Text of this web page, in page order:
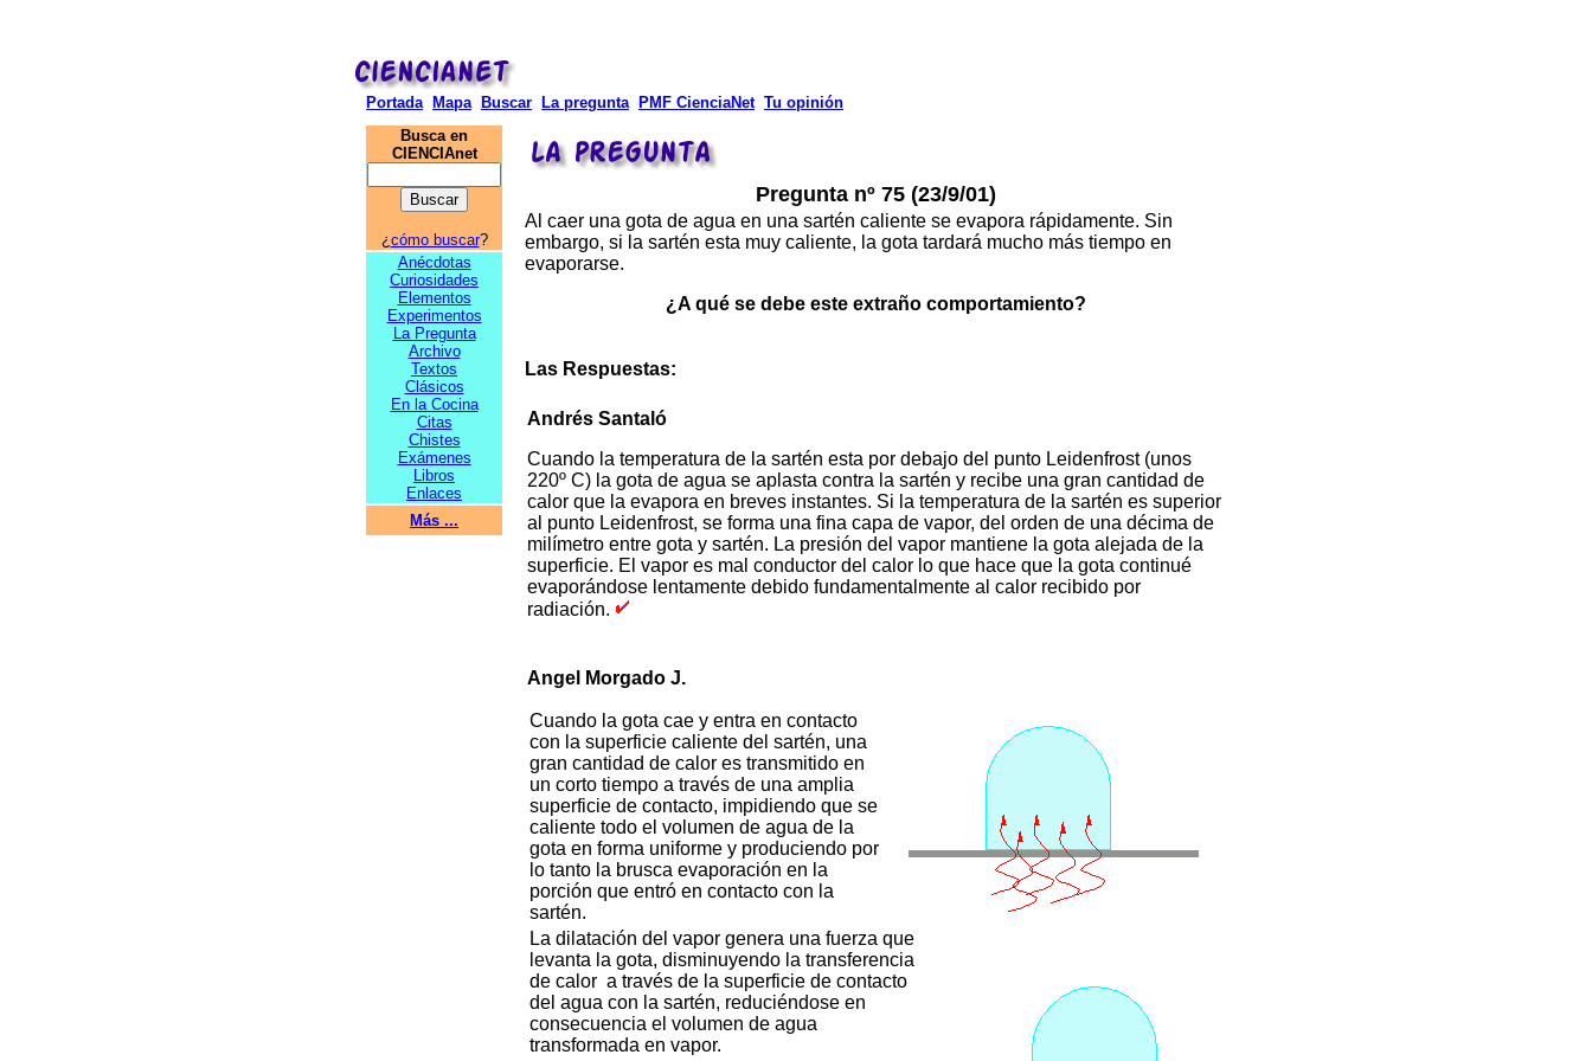
Portada Mapa Buscar La pregunta PMF CienciaNet Tu opinión
Busca en
CIENCIAnet
¿ cómo buscar?
Anécdotas
Curiosidades
Elementos
Experimentos
La Pregunta
Archivo
Textos
Clásicos
En la Cocina
Citas
Chistes
Exámenes
Libros
Enlaces
Más ...
Pregunta nº 75 (23/9/01)
Al caer una gota de agua en una sartén caliente se evapora rápidamente. Sin
embargo, si la sartén esta muy caliente, la gota tardará mucho más tiempo en
evaporarse.
¿A qué se debe este extraño comportamiento?
Las Respuestas:
Andrés Santaló
Cuando la temperatura de la sartén esta por debajo del punto Leidenfrost (unos
220º C) la gota de agua se aplasta contra la sartén y recibe una gran cantidad de
calor que la evapora en breves instantes. Si la temperatura de la sartén es superior
al punto Leidenfrost, se forma una fina capa de vapor, del orden de una décima de
milímetro entre gota y sartén. La presión del vapor mantiene la gota alejada de la
superficie. El vapor es mal conductor del calor lo que hace que la gota continué
evaporándose lentamente debido fundamentalmente al calor recibido por
radiación.
Angel Morgado J.
Cuando la gota cae y entra en contacto
con la superficie caliente del sartén, una
gran cantidad de calor es transmitido en
un corto tiempo a través de una amplia
superficie de contacto, impidiendo que se
caliente todo el volumen de agua de la
gota en forma uniforme y produciendo por
lo tanto la brusca evaporación en la
porción que entró en contacto con la
sartén.
La dilatación del vapor genera una fuerza que
levanta la gota, disminuyendo la transferencia
de calor a través de la superficie de contacto
del agua con la sartén, reduciéndose en
consecuencia el volumen de agua
transformada en vapor.